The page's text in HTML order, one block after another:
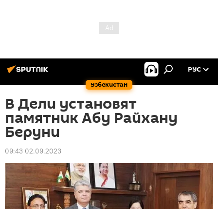
Узбекистан
РУС
В Дели установят
памятник Абу Райхану
Беруни
09:43 02.09.2023